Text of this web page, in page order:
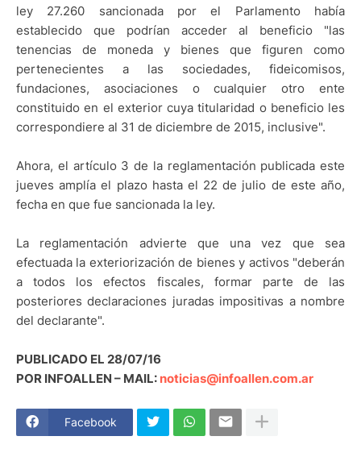
ley 27.260 sancionada por el Parlamento había
establecido que podrían acceder al beneficio "las
tenencias de moneda y bienes que figuren como
pertenecientes a las sociedades, fideicomisos,
fundaciones, asociaciones o cualquier otro ente
constituido en el exterior cuya titularidad o beneficio les
correspondiere al 31 de diciembre de 2015, inclusive".
Ahora, el artículo 3 de la reglamentación publicada este
jueves amplía el plazo hasta el 22 de julio de este año,
fecha en que fue sancionada la ley.
La reglamentación advierte que una vez que sea
efectuada la exteriorización de bienes y activos "deberán
a todos los efectos fiscales, formar parte de las
posteriores declaraciones juradas impositivas a nombre
del declarante".
PUBLICADO EL 28/07/16
POR INFOALLEN – MAIL: noticias@infoallen.com.ar
Facebook